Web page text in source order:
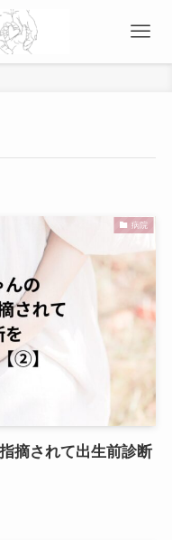
病院
摘されて出生前診断